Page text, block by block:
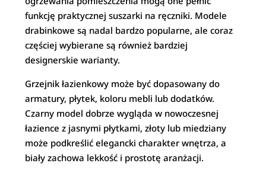
funkcję praktycznej suszarki na ręczniki. Modele
drabinkowe są nadal bardzo popularne, ale coraz
częściej wybierane są również bardziej
designerskie warianty.
Grzejnik łazienkowy może być dopasowany do
armatury, płytek, koloru mebli lub dodatków.
Czarny model dobrze wygląda w nowoczesnej
łazience z jasnymi płytkami, złoty lub miedziany
może podkreślić elegancki charakter wnętrza, a
biały zachowa lekkość i prostotę aranżacji.